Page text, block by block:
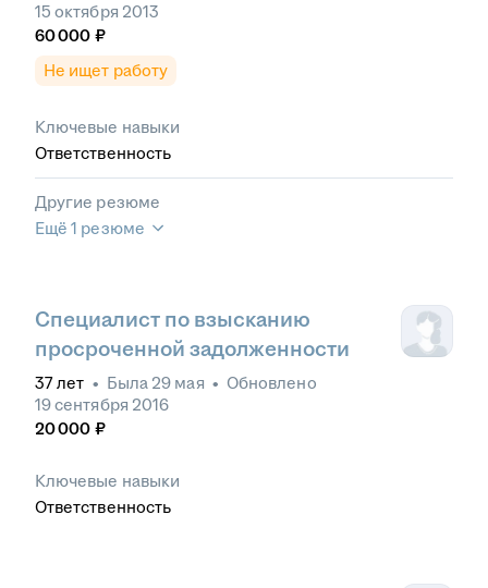
15 октября 2013
60 000 ₽
Не ищет работу
Ключевые навыки
Ответственность
Другие резюме
Ещё 1 резюме
Специалист по взысканию
просроченной задолженности
37лет • Была 29 мая • Обновлено
19 сентября 2016
20 000 ₽
Ключевые навыки
Ответственность